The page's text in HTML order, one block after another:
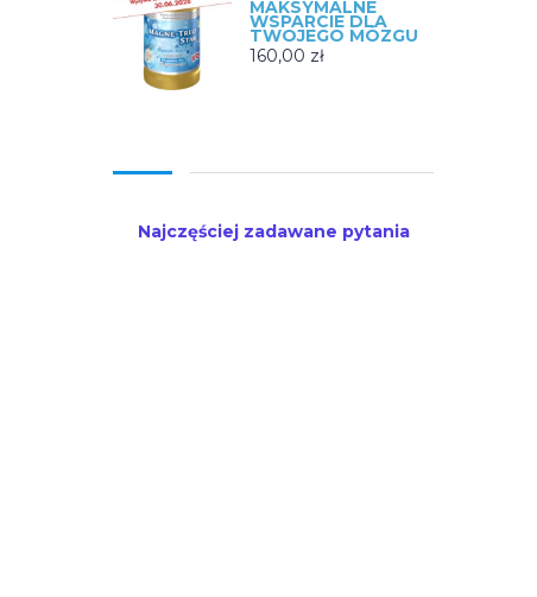
MAKSYMALNE
WSPARCIE DLA
TWOJEGO MÓZGU
160,00 zł
Najczęściej zadawane pytania